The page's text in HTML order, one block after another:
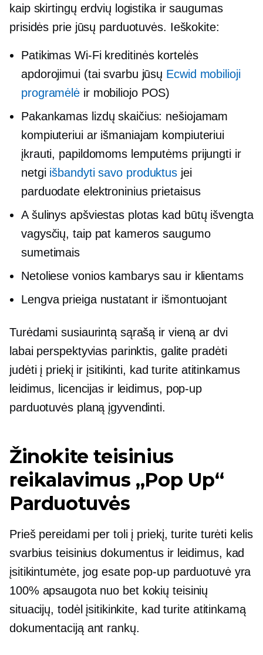
kaip skirtingų erdvių logistika ir saugumas
prisidės prie jūsų parduotuvės. Ieškokite:
PatikimasWi-Fikreditinės kortelės
apdorojimui (tai svarbu jūsų Ecwid mobilioji
programėlė ir mobiliojo POS)
Pakankamas lizdų skaičius: nešiojamam
kompiuteriui ar išmaniajam kompiuteriui
įkrauti, papildomoms lemputėms prijungti ir
netgi išbandyti savo produktus jei
parduodate elektroninius prietaisus
A šulinysapšviestas plotas kad būtų išvengta
vagysčių, taip pat kameros saugumo
sumetimais
Netoliese vonios kambarys sau ir klientams
Lengva prieiga nustatant ir išmontuojant
Turėdami susiaurintą sąrašą ir vieną ar dvi
labai perspektyvias parinktis, galite pradėti
judėti į priekį ir įsitikinti, kad turite atitinkamus
leidimus, licencijas ir leidimus, pop-up
parduotuvės planą įgyvendinti.
Žinokite teisinius
reikalavimus „Pop Up“
Parduotuvės
Prieš pereidami per toli į priekį, turite turėti kelis
svarbius teisinius dokumentus ir leidimus, kad
įsitikintumėte, jog esate pop-upparduotuvė yra
100% apsaugota nuo bet kokių teisinių
situacijų, todėl įsitikinkite, kad turite atitinkamą
dokumentaciją ant rankų.